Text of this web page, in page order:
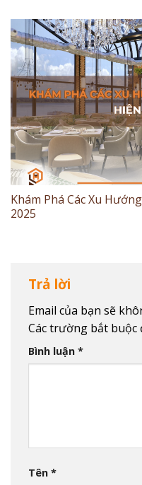
Khám Phá Các Xu
2025
Trả lời
Email của bạn sẽ
Các trường bắt buộc
Bình luận *
Tên *